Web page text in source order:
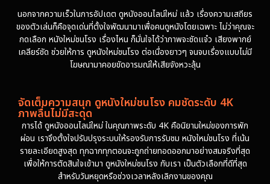
นอกจากความเร็วในการอัปเดต ดูหนังออนไลน์ใหม่ แล้ว เรื่องความเสถียร
ของตัวเล่นก็คือจุดเด่นที่ตั้งใจพัฒนามาเพื่อคนดูหนังโดยเฉพาะ ไม่ว่าคุณจะ
กดเลือก หนังใหม่ชนโรง เรื่องไหน ก็มั่นใจได้ว่าภาพจะชัดแจ๋ว เสียงพากย์
เคลียร์ชัด ช่วยให้การ ดูหนังใหม่ชนโรง ต่อเนื่องยาวๆ จนจบเรื่องแบบไม่มี
โฆษณามาคอยขัดอารมณ์ให้เสียจังหวะลุ้น
จัดเต็มความสนุก ดูหนังใหม่ชนโรง คมชัดระดับ 4K
ภาพลื่นไม่มีสะดุด
การได้ ดูหนังออนไลน์ใหม่ ในคุณภาพระดับ 4K คือนิยามใหม่ของการพัก
ผ่อน เราจึงตั้งใจปรับปรุงระบบให้รองรับการรับชม หนังใหม่ชนโรง ที่เน้น
รายละเอียดสูงสุด ทุกฉากทุกตอนจะถูกถ่ายทอดออกมาอย่างสมจริงที่สุด
เพื่อให้การตัดสินใจเข้ามา ดูหนังใหม่ชนโรง กับเรา เป็นตัวเลือกที่ดีที่สุด
สำหรับวันหยุดหรือช่วงเวลาหลังเลิกงานของคุณ